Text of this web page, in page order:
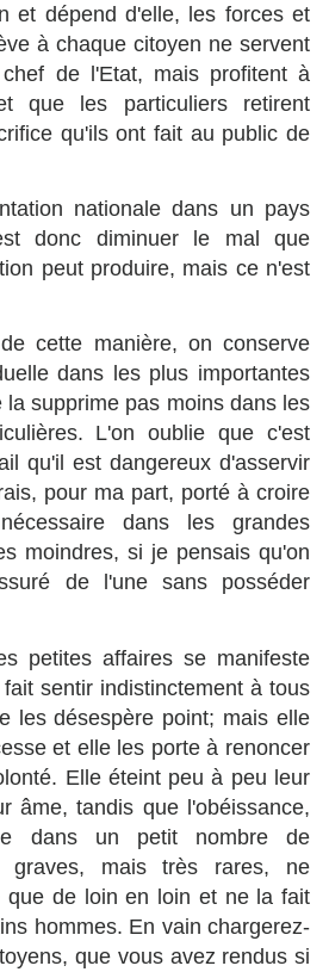
et dépend d'elle, les forces et
à chaque citoyen ne servent
de l'Etat, mais profitent à
que les particuliers retirent
qu'ils ont fait au public de
nationale dans un pays
donc diminuer le mal que
peut produire, mais ce n'est
cette manière, on conserve
dans les plus importantes
supprime pas moins dans les
L'on oublie que c'est
qu'il est dangereux d'asservir
pour ma part, porté à croire
dans les grandes
moindres, si je pensais qu'on
de l'une sans posséder
petites affaires se manifeste
sentir indistinctement à tous
les désespère point; mais elle
et elle les porte à renoncer
Elle éteint peu à peu leur
âme, tandis que l'obéissance,
dans un petit nombre de
graves, mais très rares, ne
que de loin en loin et ne la fait
hommes. En vain chargerez-
que vous avez rendus si